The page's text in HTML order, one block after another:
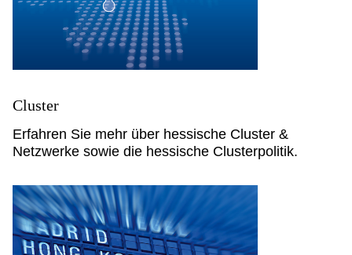
Cluster
Erfahren Sie mehr über hessische Cluster &
Netzwerke sowie die hessische Clusterpolitik.